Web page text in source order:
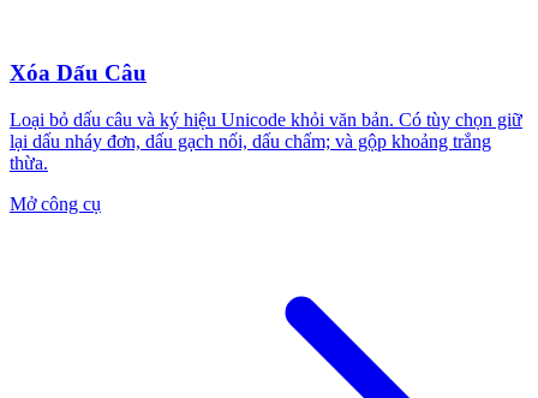
Xóa Dấu Câu
Loại bỏ dấu câu và ký hiệu Unicode khỏi văn bản. Có tùy chọn giữ
lại dấu nháy đơn, dấu gạch nối, dấu chấm; và gộp khoảng trắng
thừa.
Mở công cụ